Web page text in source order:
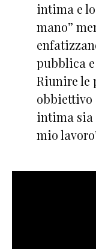
intima e
mano”
pubblica
Riunire le
obbiettivo
intima sia
mio